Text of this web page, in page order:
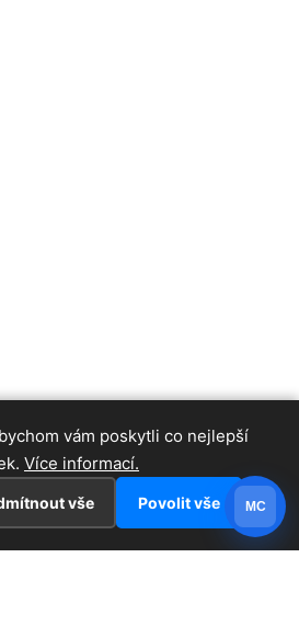
vám poskytli co nejlepší
Více informací.
vše Povolit vše MC